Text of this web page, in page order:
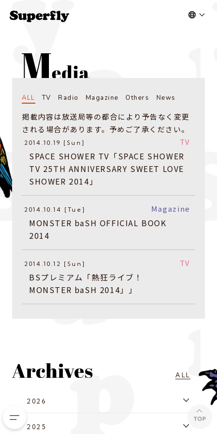
ALL TV Radio Magazine Others News
掲載内容は放送局等の都合により予告なく変更
される場合があります。予めご了承ください。
2014.10.19 [Sun] TV
SPACE SHOWER TV「SPACE SHOWER
TV 25TH ANNIVERSARY SWEET LOVE
SHOWER 2014」
2014.10.14 [Tue] Magazine
MONSTER baSH OFFICIAL BOOK
2014
2014.10.12 [Sun] TV
BSプレミアム「熱狂ライブ！
MONSTER baSH 2014」」
ALL
2026
2025